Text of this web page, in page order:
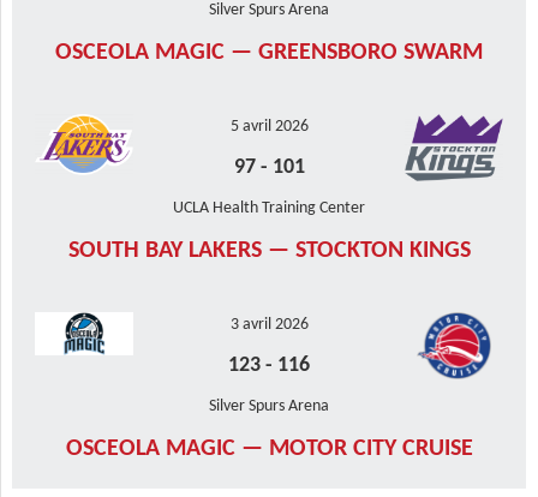
Silver Spurs Arena
OSCEOLA MAGIC — GREENSBORO SWARM
5 avril 2026
97- 101
UCLA Health Training Center
SOUTH BAY LAKERS — STOCKTON KINGS
3 avril 2026
123 - 116
Silver Spurs Arena
OSCEOLA MAGIC — MOTOR CITY CRUISE